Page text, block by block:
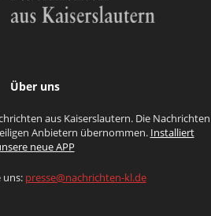
Über uns
aus Kaiserslautern. Die Nachrichten
Anbietern übernommen. Installiert
neue APP
uns: presse@nachrichten-kl.de